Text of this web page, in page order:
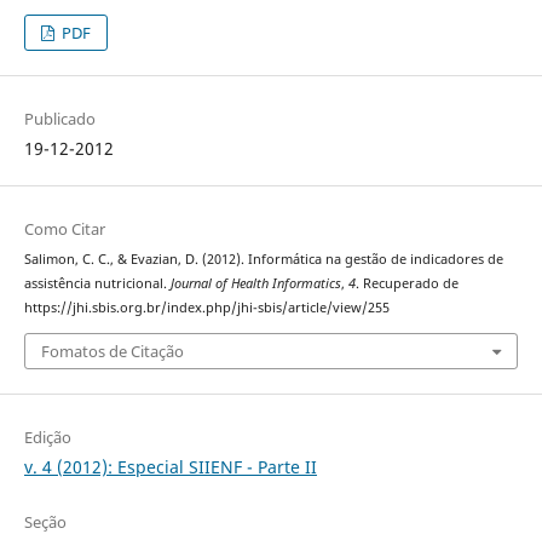
PDF
Publicado
19-12-2012
Como Citar
Salimon, C. C., & Evazian, D. (2012). Informática na gestão de indicadores de
assistência nutricional. Journal of Health Informatics, 4. Recuperado de
https://jhi.sbis.org.br/index.php/jhi-sbis/article/view/255
Fomatos de Citação
Edição
v. 4 (2012): Especial SIIENF - Parte II
Seção